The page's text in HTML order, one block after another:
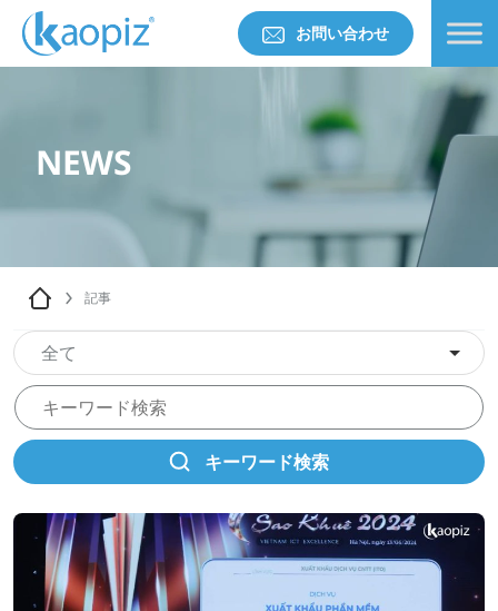
お問い合わせ
NEWS
記事
全て
キーワード検索